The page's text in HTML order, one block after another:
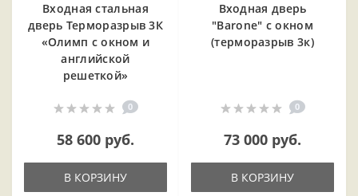
Входная cтальная
дверь Терморазрыв 3К
«Олимп с окном и
английской
решеткой»
0
58 600 руб.
В КОРЗИНУ
Входная дверь
"Barone" с окном
(терморазрыв 3к)
0
73 000 руб.
В КОРЗИНУ